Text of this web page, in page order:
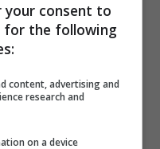
S è un gioiello di
T-Hybrid
in tal senso di
precedente. La
consent to
for the following
content, advertising and
research and
on a device